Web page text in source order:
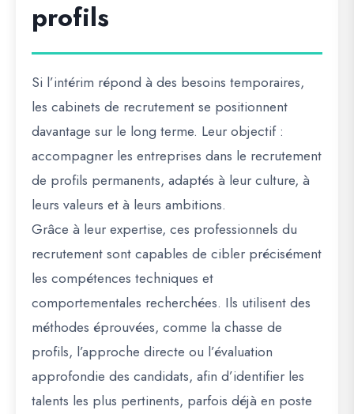
profils
Si l’intérim répond à des besoins temporaires,
les cabinets de recrutement se positionnent
davantage sur le long terme. Leur objectif :
accompagner les entreprises dans le recrutement
de profils permanents, adaptés à leur culture, à
leurs valeurs et à leurs ambitions.
Grâce à leur expertise, ces professionnels du
recrutement sont capables de cibler précisément
les compétences techniques et
comportementales recherchées. Ils utilisent des
méthodes éprouvées, comme la chasse de
profils, l’approche directe ou l’évaluation
approfondie des candidats, afin d’identifier les
talents les plus pertinents, parfois déjà en poste